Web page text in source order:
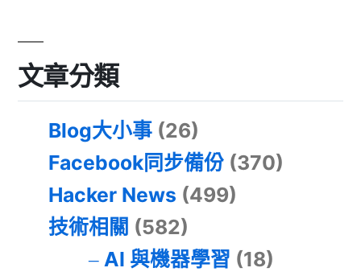
文章分類
Blog大小事 (26)
Facebook同步備份 (370)
Hacker News (499)
技術相關 (582)
AI 與機器學習 (18)